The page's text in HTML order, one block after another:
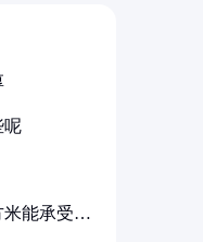
呢
能承受多